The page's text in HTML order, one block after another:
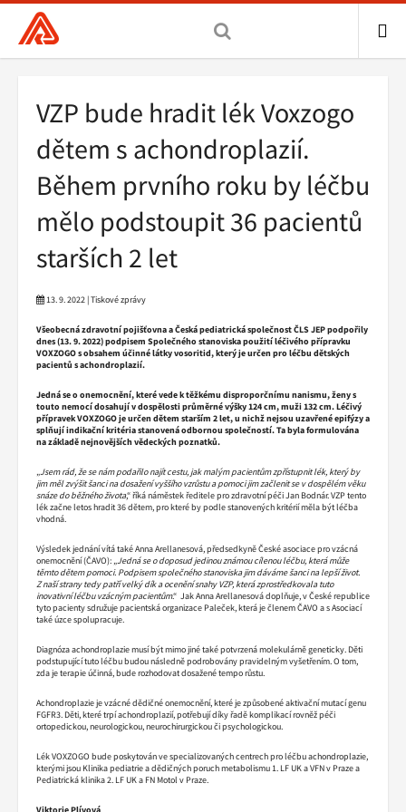
Všeobecná
zdravotní
hlavní
stránka
Drobečková
navigace
VZP bude hradit lék Voxzogo
dětem s achondroplazií.
Během prvního roku by léčbu
mělo podstoupit 36 pacientů
starších 2 let
13. 9. 2022 | Tiskové zprávy
Všeobecná zdravotní pojišťovna a Česká pediatrická společnost ČLS JEP podpořily
dnes (13. 9. 2022) podpisem Společného stanoviska použití léčivého přípravku
VOXZOGO s obsahem účinné látky vosoritid, který je určen pro léčbu dětských
pacientů s achondroplazií.
Jedná se o onemocnění, které vede k těžkému disproporčnímu nanismu, ženy s
touto nemocí dosahují v dospělosti průměrné výšky 124 cm, muži 132 cm. Léčivý
přípravek VOXZOGO je určen dětem starším 2 let, u nichž nejsou uzavřené epifýzy a
splňují indikační kritéria stanovená odbornou společností. Ta byla formulována
na základě nejnovějších vědeckých poznatků.
„Jsem rád, že se nám podařilo najít cestu, jak malým pacientům zpřístupnit lék, který by
jim měl zvýšit šanci na dosažení vyššího vzrůstu a pomoci jim začlenit se v dospělém věku
snáze do běžného života,“ říká náměstek ředitele pro zdravotní péči Jan Bodnár. VZP tento
lék začne letos hradit 36 dětem, pro které by podle stanovených kritérií měla být léčba
vhodná.
Výsledek jednání vítá také Anna Arellanesová, předsedkyně České asociace pro vzácná
onemocnění (ČAVO): „Jedná se o doposud jedinou známou cílenou léčbu, která může
těmto dětem pomoci. Podpisem společného stanoviska jim dáváme šanci na lepší život.
Z naší strany tedy patří velký dík a ocenění snahy VZP, která zprostředkovala tuto
inovativní léčbu vzácným pacientům.“ Jak Anna Arellanesová doplňuje, v České republice
tyto pacienty sdružuje pacientská organizace Paleček, která je členem ČAVO a s Asociací
také úzce spolupracuje.
Diagnóza achondroplazie musí být mimo jiné také potvrzená molekulárně geneticky. Děti
podstupující tuto léčbu budou následně podrobovány pravidelným vyšetřením. O tom,
zda je terapie účinná, bude rozhodovat dosažené tempo růstu.
Achondroplazie je vzácné dědičné onemocnění, které je způsobené aktivační mutací genu
FGFR3. Děti, které trpí achondroplazií, potřebují díky řadě komplikací rovněž péči
ortopedickou, neurologickou, neurochirurgickou či psychologickou.
Lék VOXZOGO bude poskytován ve specializovaných centrech pro léčbu achondroplazie,
kterými jsou Klinika pediatrie a dědičných poruch metabolismu 1. LF UK a VFN v Praze a
Pediatrická klinika 2. LF UK a FN Motol v Praze.